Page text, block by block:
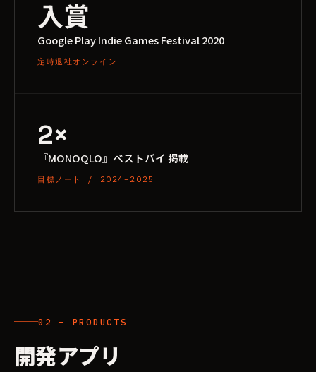
入賞
Google Play Indie Games Festival 2020
定時退社オンライン
2×
『MONOQLO』ベストバイ 掲載
目標ノート / 2024–2025
02 — PRODUCTS
開発アプリ